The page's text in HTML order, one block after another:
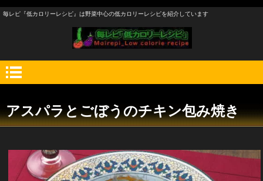
毎レピ『低カロリーレシピ』は野菜中心の低カロリーレシピを紹介しています
アスパラとごぼうのチキン包み焼き